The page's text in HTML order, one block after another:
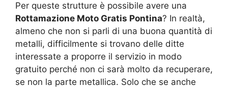
Per queste strutture è possibile avere una
Rottamazione Moto Gratis Pontina? In realtà,
almeno che non si parli di una buona quantità di
metalli, difficilmente si trovano delle ditte
interessate a proporre il servizio in modo
gratuito perché non ci sarà molto da recuperare,
se non la parte metallica. Solo che se anche